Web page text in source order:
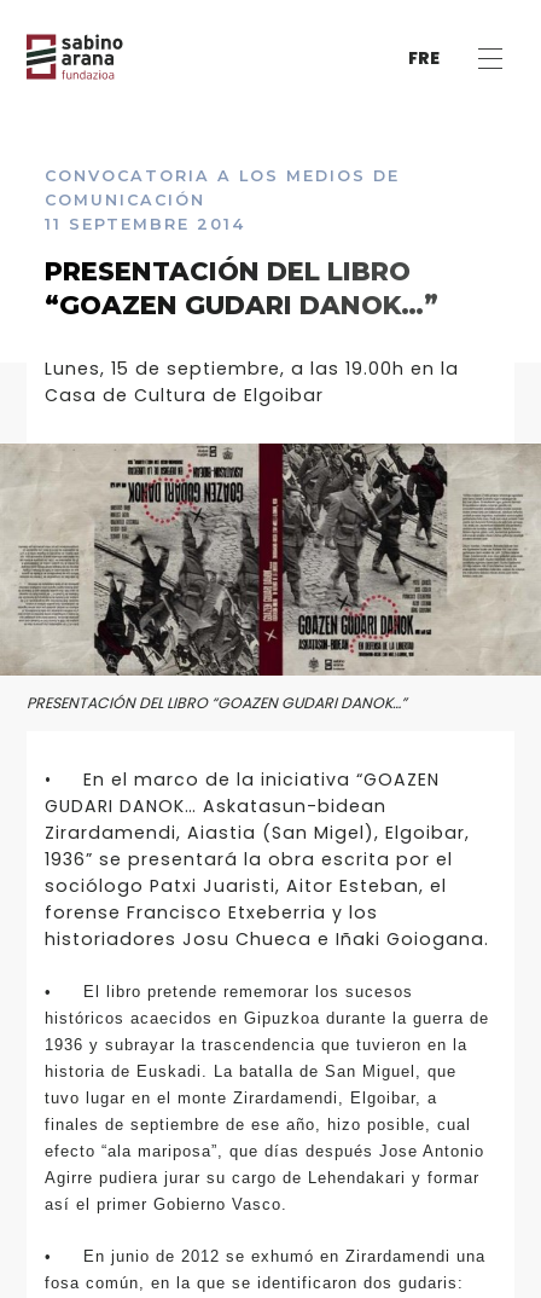
FRE
CONVOCATORIA A LOS MEDIOS DE
COMUNICACIÓN
11 SEPTEMBRE 2014
PRESENTACIÓN DEL LIBRO
“GOAZEN GUDARI DANOK…”
Lunes, 15 de septiembre, a las 19.00h en la
Casa de Cultura de Elgoibar
PRESENTACIÓN DEL LIBRO “GOAZEN GUDARI DANOK…”
•
En el marco de la iniciativa “GOAZEN
GUDARI DANOK… Askatasun-bidean
Zirardamendi, Aiastia (San Migel), Elgoibar,
1936” se presentará la obra escrita por el
sociólogo Patxi Juaristi, Aitor Esteban, el
forense Francisco Etxeberria y los
historiadores Josu Chueca e Iñaki Goiogana.
•
El libro pretende rememorar los sucesos
históricos acaecidos en Gipuzkoa durante la guerra de
1936 y subrayar la trascendencia que tuvieron en la
historia de Euskadi. La batalla de San Miguel, que
tuvo lugar en el monte Zirardamendi, Elgoibar, a
finales de septiembre de ese año, hizo posible, cual
efecto “ala mariposa”, que días después Jose Antonio
Agirre pudiera jurar su cargo de Lehendakari y formar
así el primer Gobierno Vasco.
•
En junio de 2012 se exhumó en Zirardamendi una
fosa común, en la que se identificaron dos gudaris: